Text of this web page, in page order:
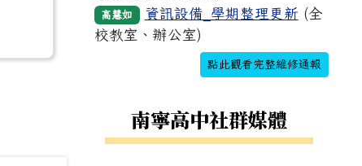
高慧如
資訊設備_學期整理更新 (全
校教室、辦公室)
點此觀看完整維修通報
南寧高中社群媒體